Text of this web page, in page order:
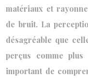
matériaux et
de bruit. La
désagréable que
perçus comme
important de